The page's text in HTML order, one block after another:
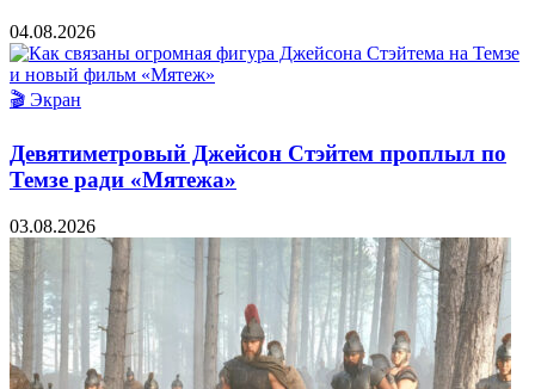
04.08.2026
🎬 Экран
Девятиметровый Джейсон Стэйтем проплыл по
Темзе ради «Мятежа»
03.08.2026